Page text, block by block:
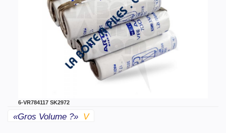
6-VR784117 SK2972
«gros Volume ?» V